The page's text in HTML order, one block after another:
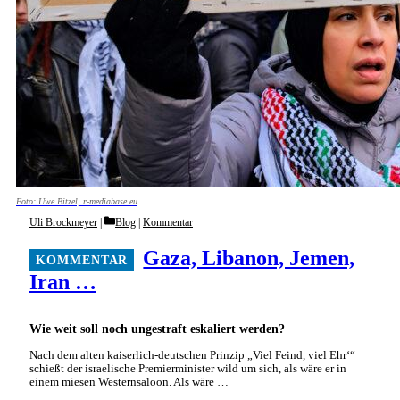
Foto: Uwe Bitzel, r-mediabase.eu
Wie weit soll noch ungestraft eskaliert werden?
Gaza, Libanon, Jemen,
Iran …
Uli Brockmeyer Categories
Blog | Kommentar
Nach dem alten kaiserlich-deutschen Prinzip „Viel Feind, viel Ehr‘“
schießt der israelische Premierminister wild um sich, als wäre er in
einem miesen Westernsaloon. Als wäre …